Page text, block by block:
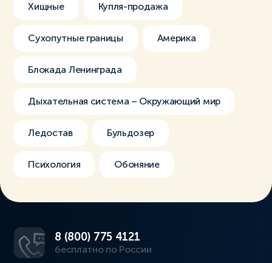
Хищные Купля-продажа
Сухопутные границы Америка
Блокада Ленинграда
Дыхательная система – Окружающий мир
Ледостав Бульдозер
Психология Обоняние
8 (800) 775 4121
бесплатно по России